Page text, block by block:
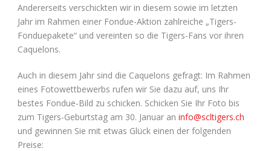
Andererseits verschickten wir in diesem sowie im letzten
Jahr im Rahmen einer Fondue-Aktion zahlreiche „Tigers-
Fonduepakete“ und vereinten so die Tigers-Fans vor ihren
Caquelons.
Auch in diesem Jahr sind die Caquelons gefragt: Im Rahmen
eines Fotowettbewerbs rufen wir Sie dazu auf, uns Ihr
bestes Fondue-Bild zu schicken. Schicken Sie Ihr Foto bis
zum Tigers-Geburtstag am 30. Januar an info@scltigers.ch
und gewinnen Sie mit etwas Glück einen der folgenden
Preise: